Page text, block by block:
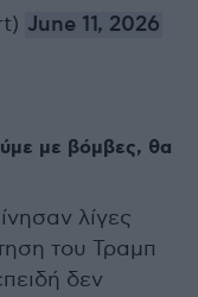
June 11, 2026
με βόμβες, θα
λίγες
του Τραμπ
δεν